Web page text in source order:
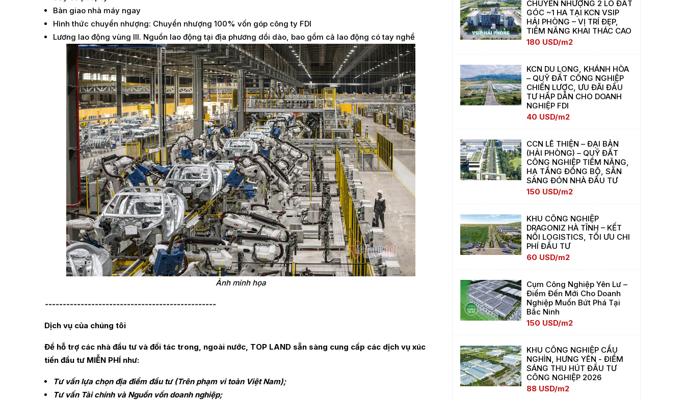
Bàn giao nhà máy ngay
Hình thức chuyển nhượng: Chuyển nhượng 100% vốn góp công ty FDI
Lương lao động vùng III. Nguồn lao động tại địa phương dồi dào, bao gồm cả lao động có tay nghề
Ảnh minh họa
------------------------------------------------
Dịch vụ của chúng tôi
Để hỗ trợ các nhà đầu tư và đối tác trong, ngoài nước, TOP LAND sẵn sàng cung cấp các dịch vụ xúc
tiến đầu tư MIỄN PHÍ như:
Tư vấn lựa chọn địa điểm đầu tư (Trên phạm vi toàn Việt Nam);
Tư vấn Tài chính và Nguồn vốn doanh nghiệp;
CHUYỂN NHƯỢNG 2 LÔ ĐẤT
GÓC ~1 HA TẠI KCN VSIP
HẢI PHÒNG – VỊ TRÍ ĐẸP,
TIỀM NĂNG KHAI THÁC CAO
180 USD/m2
KCN DU LONG, KHÁNH HÒA
– QUỸ ĐẤT CÔNG NGHIỆP
CHIẾN LƯỢC, ƯU ĐÃI ĐẦU
TƯ HẤP DẪN CHO DOANH
NGHIỆP FDI
40 USD/m2
CCN LÊ THIỆN – ĐẠI BẢN
(HẢI PHÒNG) – QUỸ ĐẤT
CÔNG NGHIỆP TIỀM NĂNG,
HẠ TẦNG ĐỒNG BỘ, SẴN
SÀNG ĐÓN NHÀ ĐẦU TƯ
150 USD/m2
KHU CÔNG NGHIỆP
DRAGONIZ HÀ TĨNH – KẾT
NỐI LOGISTICS, TỐI ƯU CHI
PHÍ ĐẦU TƯ
60 USD/m2
Cụm Công Nghiệp Yên Lư –
Điểm Đến Mới Cho Doanh
Nghiệp Muốn Bứt Phá Tại
Bắc Ninh
150 USD/m2
KHU CÔNG NGHIỆP CẦU
NGHÌN, HƯNG YÊN - ĐIỂM
SÁNG THU HÚT ĐẦU TƯ
CÔNG NGHIỆP 2026
88 USD/m2